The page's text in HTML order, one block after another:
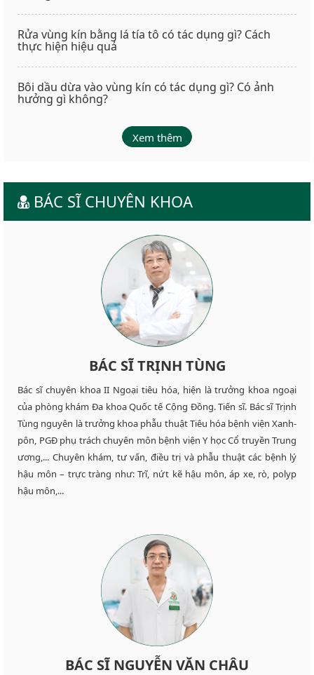
Rửa vùng kín bằng lá tía tô có tác dụng gì? Cách
thực hiện hiệu quả
Bôi dầu dừa vào vùng kín có tác dụng gì? Có ảnh
hưởng gì không?
Xem thêm
BÁC SĨ CHUYÊN KHOA
BÁC SĨ TRỊNH TÙNG
Bác sĩ chuyên khoa II Ngoại tiêu hóa, hiện là trưởng khoa ngoại
của phòng khám Đa khoa Quốc tế Cộng Đồng. Tiến sĩ. Bác sĩ Trịnh
Tùng nguyên là trưởng khoa phẫu thuật Tiêu hóa bệnh viện Xanh-
pôn, PGĐ phụ trách chuyên môn bệnh viện Y học Cổ truyền Trung
ương,... Chuyên khám, tư vấn, điều trị và phẫu thuật các bệnh lý
hậu môn – trực tràng như: Trĩ, nứt kẽ hậu môn, áp xe, rò, polyp
hậu môn,...
BÁC SĨ NGUYỄN VĂN CHÂU